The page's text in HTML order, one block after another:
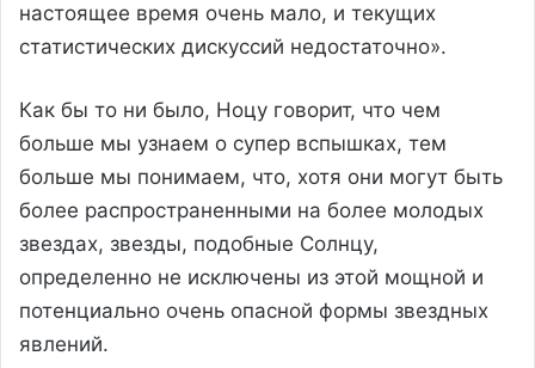
настоящее время очень мало, и текущих
статистических дискуссий недостаточно».
Как бы то ни было, Ноцу говорит, что чем
больше мы узнаем о супер вспышках, тем
больше мы понимаем, что, хотя они могут быть
более распространенными на более молодых
звездах, звезды, подобные Солнцу,
определенно не исключены из этой мощной и
потенциально очень опасной формы звездных
явлений.